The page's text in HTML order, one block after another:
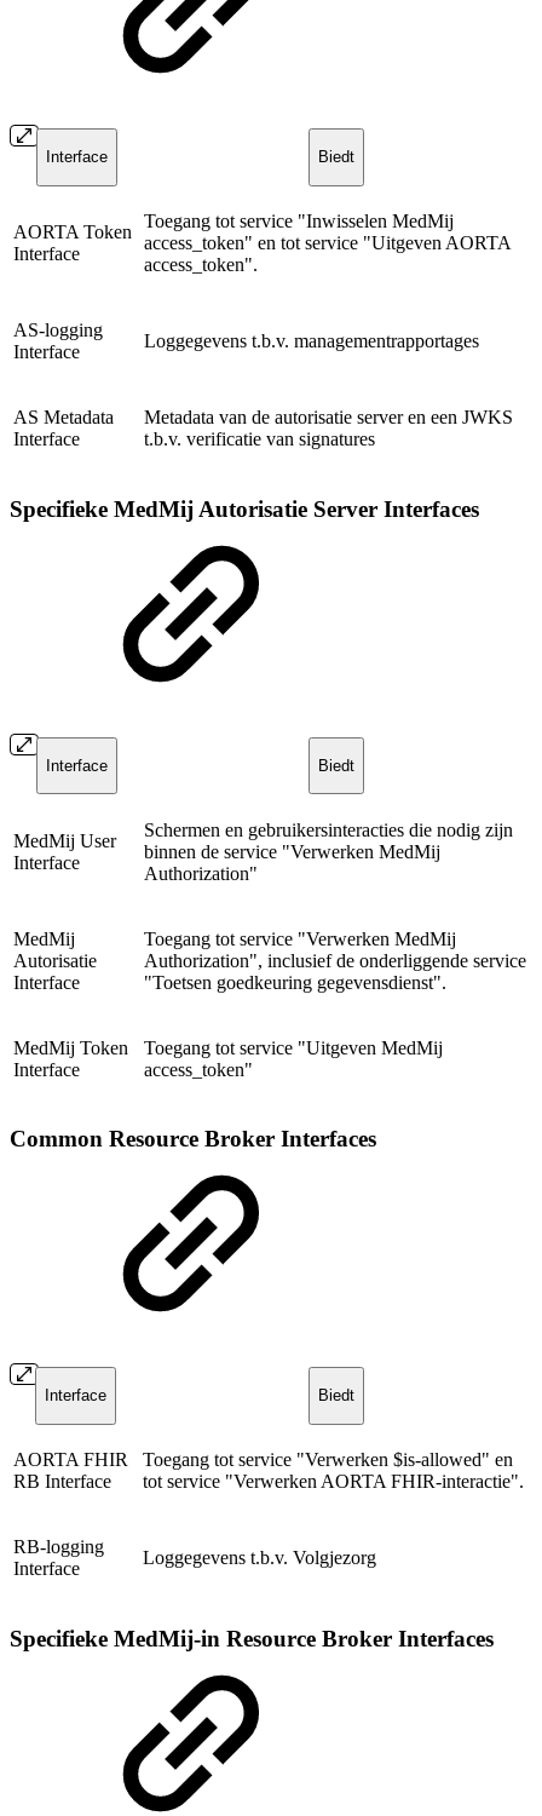
Interface Biedt
AORTA Token
Interface
Toegang tot service "Inwisselen MedMij
access_token" en tot service "Uitgeven AORTA
access_token".
AS-logging
Interface
Loggegevens t.b.v. managementrapportages
AS Metadata
Interface
Metadata van de autorisatie server en een JWKS
t.b.v. verificatie van signatures
Specifieke MedMij Autorisatie Server Interfaces
Interface Biedt
MedMij User
Interface
Schermen en gebruikersinteracties die nodig zijn
binnen de service "Verwerken MedMij
Authorization"
MedMij
Autorisatie
Interface
Toegang tot service "Verwerken MedMij
Authorization", inclusief de onderliggende service
"Toetsen goedkeuring gegevensdienst".
MedMij Token
Interface
Toegang tot service "Uitgeven MedMij
access_token"
Common Resource Broker Interfaces
Interface Biedt
AORTA FHIR
RB Interface
Toegang tot service "Verwerken $is-allowed" en
tot service "Verwerken AORTA FHIR-interactie".
RB-logging
Interface
Loggegevens t.b.v. Volgjezorg
Specifieke MedMij-in Resource Broker Interfaces